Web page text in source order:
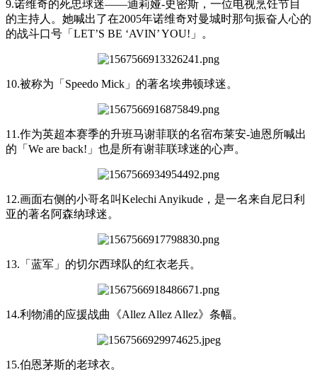
9.诺维奇的死忠球迷——迪莉娅-史密斯，一位电视烹饪节目
的主持人。她喊出了在2005年诺维奇对曼城时那句振奋人心的
的战斗口号「LET’S BE ‘AVIN’ YOU!」。
10.被称为「Speedo Mick」的著名埃弗顿球迷。
11.作为英超本赛季的升班马谢菲联的名宿布莱安-迪恩所喊出
的「We are back!」也是所有谢菲联球迷的心声。
12.画面右侧的小哥名叫Kelechi Anyikude，是一名来自尼日利
亚的著名阿森纳球迷。
13.「蓝军」的切尔西球队的红衣老兵。
14.利物浦的应援战曲《Allez Allez Allez》条幅。
15.伯恩茅斯的老球衣。